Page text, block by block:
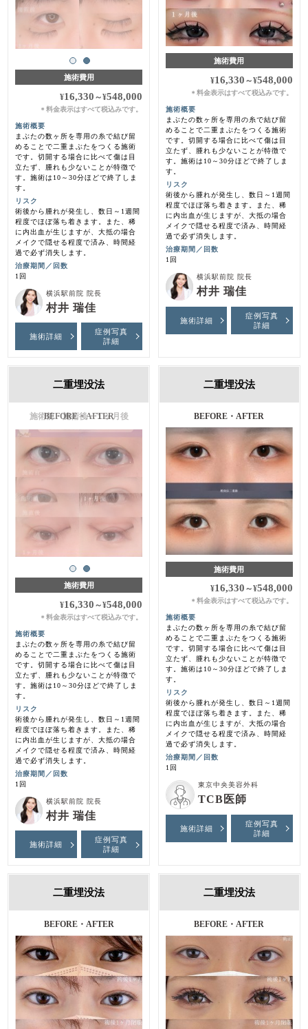
施術費用
¥16,330 ～¥548,000
＊料金表示はすべて税込みです。
施術概要
まぶたの数ヶ所を専用の糸で結び留
めることで二重まぶたをつくる施術
です。切開する場合に比べて傷は目
立たず、腫れも少ないことが特徴で
す。施術は10～30分ほどで終了しま
す。
リスク
術後から腫れが発生し、数日～1週間
程度でほぼ落ち着きます。また、稀
に内出血が生じますが、大抵の場合
メイクで隠せる程度で済み、時間経
過で必ず消失します。
治療期間／回数
1回
横浜駅前院 院長
村井 瑞佳
施術詳細
症例写真
詳細
施術費用
¥16,330 ～¥548,000
＊ 料金表示はすべて税込みです。
施術概要
まぶたの数ヶ所を専用の糸で結び留
めることで二重まぶたをつくる施術
です。切開する場合に比べて傷は目
立たず、腫れも少ないことが特徴で
す。施術は10～30分ほどで終了しま
す。
リスク
術後から腫れが発生し、数日～1週間
程度でほぼ落ち着きます。また、稀
に内出血が生じますが、大抵の場合
メイクで隠せる程度で済み、時間経
過で必ず消失します。
治療期間／回数
1回
横浜駅前院 院長
村井 瑞佳
施術詳細
症例写真
詳細
二重埋没法
施術前・施術後・１ヶ月後
施術費用
¥16,330 ～¥548,000
＊料金表示はすべて税込みです。
施術概要
まぶたの数ヶ所を専用の糸で結び留
めることで二重まぶたをつくる施術
です。切開する場合に比べて傷は目
立たず、腫れも少ないことが特徴で
す。施術は10～30分ほどで終了しま
す。
リスク
術後から腫れが発生し、数日～1週間
程度でほぼ落ち着きます。また、稀
に内出血が生じますが、大抵の場合
メイクで隠せる程度で済み、時間経
過で必ず消失します。
治療期間／回数
1回
横浜駅前院 院長
村井 瑞佳
施術詳細
症例写真
詳細
二重埋没法
BEFORE・AFTER
施術費用
¥16,330 ～¥548,000
＊ 料金表示はすべて税込みです。
施術概要
まぶたの数ヶ所を専用の糸で結び留
めることで二重まぶたをつくる施術
です。切開する場合に比べて傷は目
立たず、腫れも少ないことが特徴で
す。施術は10～30分ほどで終了しま
す。
リスク
術後から腫れが発生し、数日～1週間
程度でほぼ落ち着きます。また、稀
に内出血が生じますが、大抵の場合
メイクで隠せる程度で済み、時間経
過で必ず消失します。
治療期間／回数
1回
東京中央美容外科
TCB医師
施術詳細
症例写真
詳細
二重埋没法
BEFORE・AFTER
二重埋没法
BEFORE・AFTER